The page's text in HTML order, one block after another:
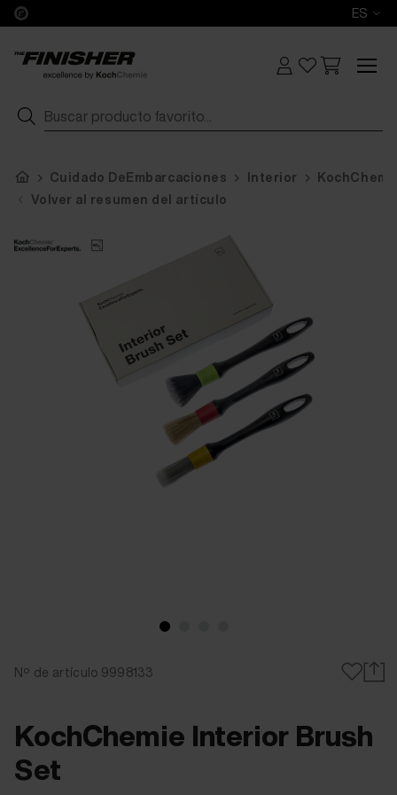
ES
Cuidado DeEmbarcaciones Interior
Volver al resumen del artículo
Nº de artículo 9998133
KochChemie Interior Brush
Set